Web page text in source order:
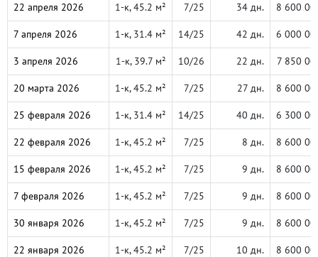
22 апреля 2026 1-к, 45.2 м² 7/25 34 дн. 8 600
7 апреля 2026 1-к, 31.4 м² 14/25 42 дн. 6 000
3 апреля 2026 1-к, 39.7 м² 10/26 22 дн. 7 850
20 марта 2026 1-к, 45.2 м² 7/25 27 дн. 8 600
25 февраля 2026 1-к, 31.4 м² 14/25 40 дн. 6 300
22 февраля 2026 1-к, 45.2 м² 7/25 8 дн. 8 600
15 февраля 2026 1-к, 45.2 м² 7/25 9 дн. 8 600
7 февраля 2026 1-к, 45.2 м² 7/25 9 дн. 8 600
30 января 2026 1-к, 45.2 м² 7/25 9 дн. 8 600
22 января 2026 1-к, 45.2 м² 7/25 10 дн. 8 600